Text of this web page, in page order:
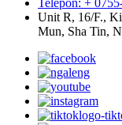
Unit R, 16/F.,
Mun, Sha Tin,